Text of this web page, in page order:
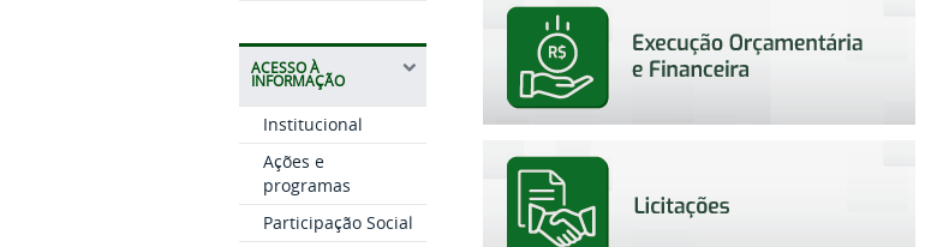
ACESSO À
INFORMAÇÃO
Institucional
Ações e
programas
Participação Social